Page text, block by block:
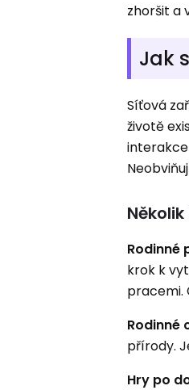
zhoršit a
Jak
Síťová
životě
interakce
Rodinné
krok k
pracemi.
Rodinné
přírody.
Hry po